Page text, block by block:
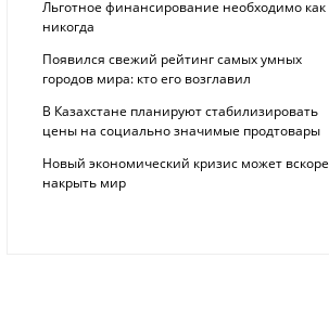
Льготное финансирование необходимо как
никогда
Появился свежий рейтинг самых умных
городов мира: кто его возглавил
В Казахстане планируют стабилизировать
цены на социально значимые продтовары
Новый экономический кризис может вскоре
накрыть мир